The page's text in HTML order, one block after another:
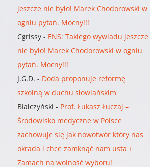
jeszcze nie było! Marek Chodorowski w
ogniu pytań. Mocny!!!
Cgrissy - ENS: Takiego wywiadu jeszcze
nie było! Marek Chodorowski w ogniu
pytań. Mocny!!!
J.G.D. - Doda proponuje reformę
szkolną w duchu słowiańskim
Białczyński - Prof. Łukasz Łuczaj –
Środowisko medyczne w Polsce
zachowuje się jak nowotwór który nas
okrada i chce zamknąć nam usta +
Zamach na wolność wyboru!